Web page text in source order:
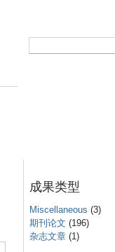
成果类型
Miscellaneous (3)
期刊论文 (196)
杂志文章 (1)